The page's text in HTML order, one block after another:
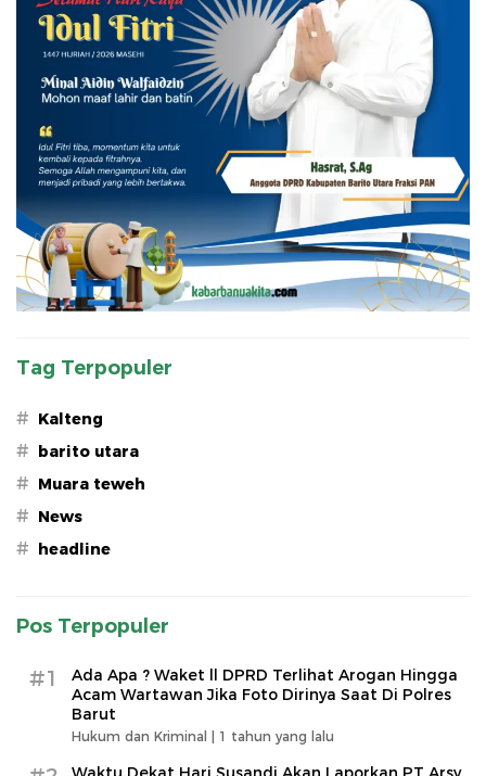
Tag Terpopuler
# Kalteng
# barito utara
# Muara teweh
# News
# headline
Pos Terpopuler
#1
Ada Apa ? Waket ll DPRD Terlihat Arogan Hingga
Acam Wartawan Jika Foto Dirinya Saat Di Polres
Barut
Hukum dan Kriminal | 1 tahun yang lalu